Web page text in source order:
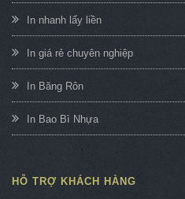
In nhanh lấy liền
In giá rẻ chuyên nghiệp
In Băng Rôn
In Bao Bì Nhựa
HỖ TRỢ KHÁCH HÀNG